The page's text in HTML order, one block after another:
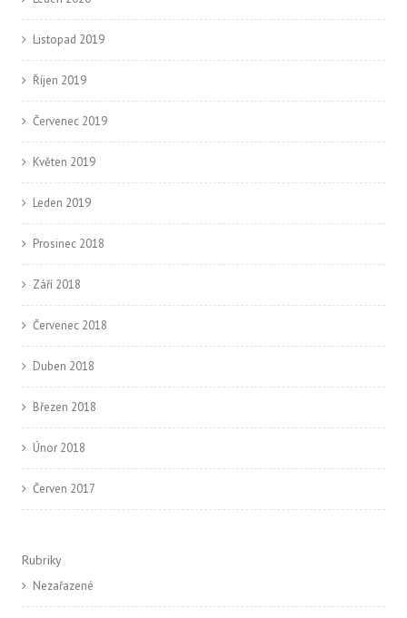
Listopad 2019
Říjen 2019
Červenec 2019
Květen 2019
Leden 2019
Prosinec 2018
Září 2018
Červenec 2018
Duben 2018
Březen 2018
Únor 2018
Červen 2017
Rubriky
Nezařazené